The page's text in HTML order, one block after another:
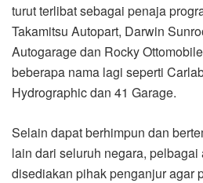
turut terlibat sebagai penaja
Takamitsu Autopart, Darwin
Autogarage dan Rocky
beberapa nama lagi seperti
Hydrographic dan 41 Garage.
Selain dapat berhimpun dan
lain dari seluruh negara, pelbagai
disediakan pihak penganjur agar